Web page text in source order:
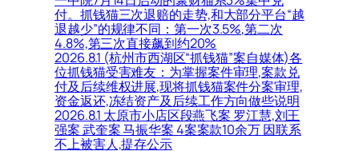
付。抓钱猫三次退赔的走势,和大部分平台“越
退越少”的规律不同：第一次3.5%,第二次
4.8%,第三次直接飙到约20%
2026.8.1 (杭州市西湖区“抓钱猫”案自媒体)各
位抓钱猫受害难友：为掌握案件审理,案款兑
付及后续维权进展,现将抓钱猫案件分案审理,
资金返还,冻结资产及后续工作方向做些说明
2026.8.1 太原市小店区段燕飞案 罗江慧,刘王
强案 武奎案 马振华案 4案案款10余万 因联系
不上被害人,提存公示